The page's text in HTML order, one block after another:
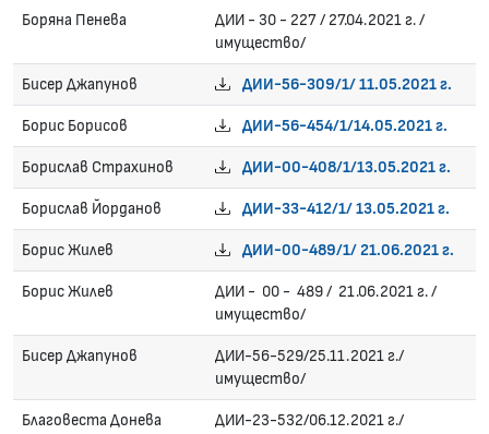
Боряна Пенева
ДИИ - 30 - 227 / 27.04.2021 г. /
имущество/
Бисер Джапунов ДИИ-56-309/1/ 11.05.2021 г.
Борис Борисов ДИИ-56-454/1/14.05.2021 г.
Борислав Страхинов ДИИ-00-408/1/13.05.2021 г.
Борислав Йорданов ДИИ-33-412/1/ 13.05.2021 г.
Борис Жилев ДИИ-00-489/1/ 21.06.2021 г.
Борис Жилев
ДИИ - 00 - 489 / 21.06.2021 г. /
имущество/
Бисер Джапунов
ДИИ-56-529/25.11.2021 г./
имущество/
Благовеста Донева
ДИИ-23-532/06.12.2021 г./